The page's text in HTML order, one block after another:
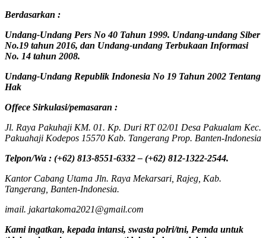
Berdasarkan :
Undang-Undang Pers No 40 Tahun 1999. Undang-undang Siber
No.19 tahun 2016, dan Undang-undang Terbukaan Informasi
No. 14 tahun 2008.
Undang-Undang Republik Indonesia No 19 Tahun 2002 Tentang
Hak
Offece Sirkulasi/pemasaran :
Jl. Raya Pakuhaji KM. 01. Kp. Duri RT 02/01 Desa Pakualam Kec.
Pakuahaji Kodepos 15570 Kab. Tangerang Prop. Banten-Indonesia
Telpon/Wa : (+62) 813-8551-6332 – (+62) 812-1322-2544.
Kantor Cabang Utama Jln. Raya Mekarsari, Rajeg, Kab.
Tangerang, Banten-Indonesia.
imail. jakartakoma2021@gmail.com
Kami ingatkan, kepada intansi, swasta polri/tni, Pemda untuk